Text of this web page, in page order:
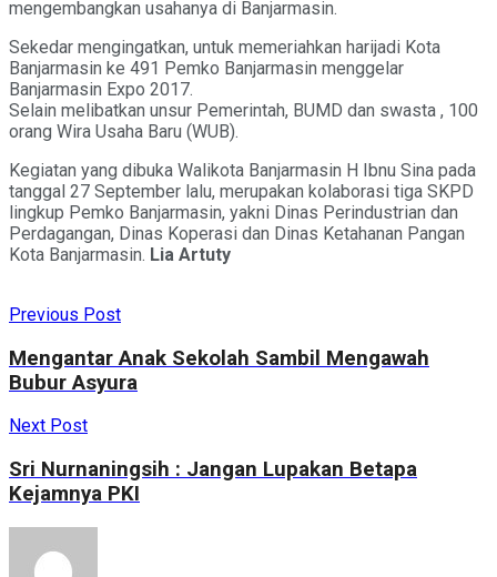
mengembangkan usahanya di Banjarmasin.
Sekedar mengingatkan, untuk memeriahkan harijadi Kota
Banjarmasin ke 491 Pemko Banjarmasin menggelar
Banjarmasin Expo 2017.
Selain melibatkan unsur Pemerintah, BUMD dan swasta , 100
orang Wira Usaha Baru (WUB).
Kegiatan yang dibuka Walikota Banjarmasin H Ibnu Sina pada
tanggal 27 September lalu, merupakan kolaborasi tiga SKPD
lingkup Pemko Banjarmasin, yakni Dinas Perindustrian dan
Perdagangan, Dinas Koperasi dan Dinas Ketahanan Pangan
Kota Banjarmasin. Lia Artuty
Previous Post
Mengantar Anak Sekolah Sambil Mengawah
Bubur Asyura
Next Post
Sri Nurnaningsih : Jangan Lupakan Betapa
Kejamnya PKI